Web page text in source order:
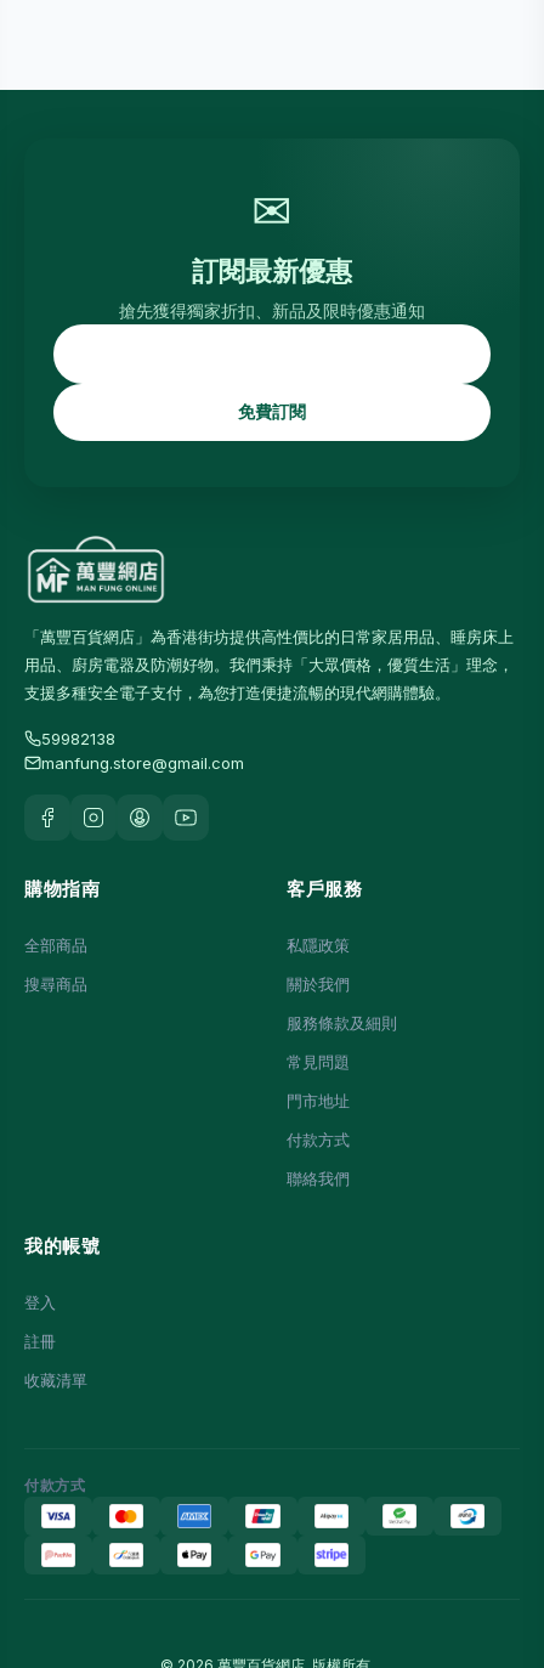
✉
訂閱最新優惠
搶先獲得獨家折扣、新品及限時優惠通知
免費訂閱
「萬豐百貨網店」為香港街坊提供高性價比的日常家居用品、睡房床上
用品、廚房電器及防潮好物。我們秉持「大眾價格，優質生活」理念，
支援多種安全電子支付，為您打造便捷流暢的現代網購體驗。
59982138
manfung.store@gmail.com
購物指南
全部商品
搜尋商品
客戶服務
私隱政策
關於我們
服務條款及細則
常見問題
門市地址
付款方式
聯絡我們
我的帳號
登入
註冊
收藏清單
付款方式